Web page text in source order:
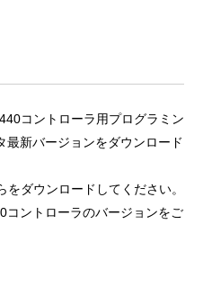
コントローラ用プログラミン
最新バージョンをダウンロード
ダウンロードしてください。
ントローラのバージョンをご